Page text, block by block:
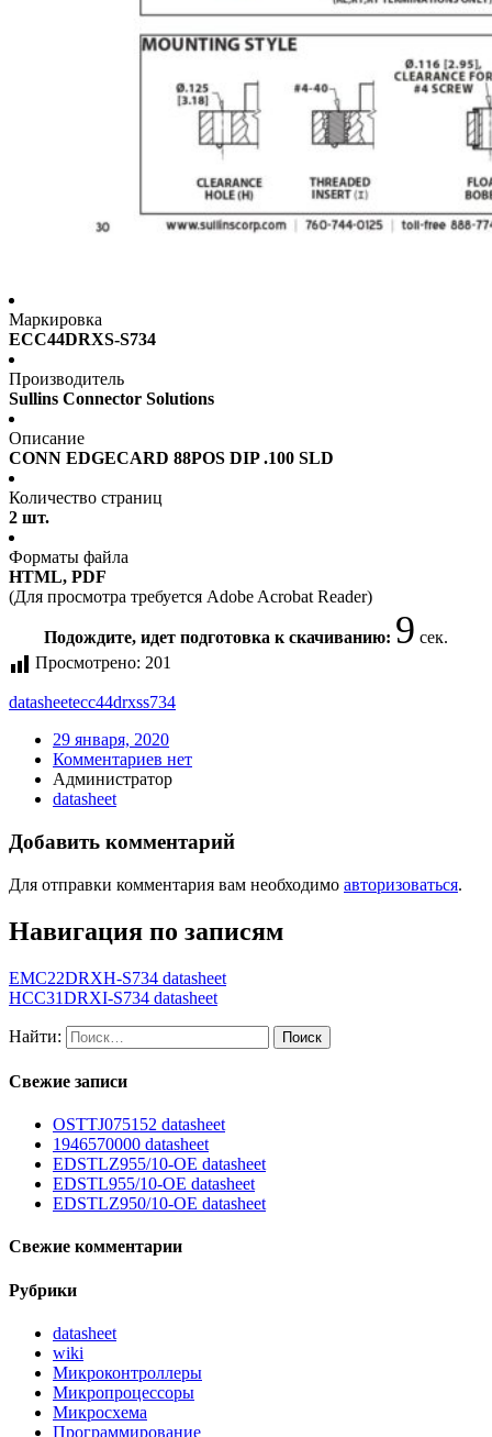
Маркировка
ECC44DRXS-S734
Производитель
Sullins Connector Solutions
Описание
CONN EDGECARD 88POS DIP .100 SLD
Количество страниц
2 шт.
Форматы файла
HTML, PDF
(Для просмотра требуется Adobe Acrobat Reader)
Подождите, идет подготовка к скачиванию: 9 сек.
Просмотрено: 201
datasheetecc44drxss734
29 января, 2020
Комментариев нет
Администратор
datasheet
Добавить комментарий
Для отправки комментария вам необходимо авторизоваться.
Навигация по записям
EMC22DRXH-S734 datasheet
HCC31DRXI-S734 datasheet
Найти:
Свежие записи
OSTTJ075152 datasheet
1946570000 datasheet
EDSTLZ955/10-OE datasheet
EDSTL955/10-OE datasheet
EDSTLZ950/10-OE datasheet
Свежие комментарии
Рубрики
datasheet
wiki
Микроконтроллеры
Микропроцессоры
Микросхема
Программирование